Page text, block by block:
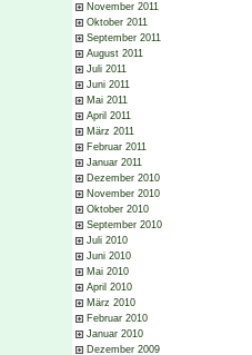
November 2011
Oktober 2011
September 2011
August 2011
Juli 2011
Juni 2011
Mai 2011
April 2011
März 2011
Februar 2011
Januar 2011
Dezember 2010
November 2010
Oktober 2010
September 2010
Juli 2010
Juni 2010
Mai 2010
April 2010
März 2010
Februar 2010
Januar 2010
Dezember 2009